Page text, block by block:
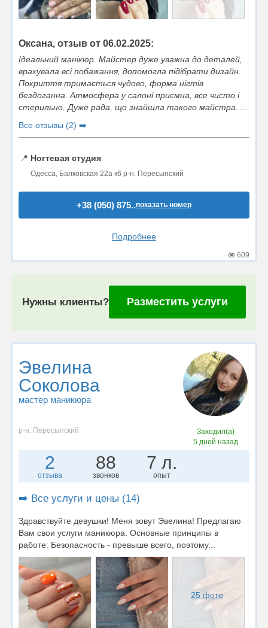
Оксана, отзыв от 06.02.2025:
Ідеальний манікюр. Майстер дуже уважна до деталей,
врахувала всі побажання, допомогла підібрати дизайн.
Покриття тримається чудово, форма нігтів
бездоганна. Атмосфера у салоні приємна, все чисто і
стерильно. Дуже рада, що знайшла такого майстра. ...
Все отзывы (2) ➡️
📍 Ногтевая студия
Одесса, Балковская 22а к6 р-н. Пересыпский
+38 (050) 875..показать номер
Подробнее
609
Нужны клиенты? Разместить услуги
Эвелина
Соколова
мастер маникюра
р-н. Пересыпский
Заходил(а)
5 дней назад
2
отзыва
88
звонков
7 л.
опыт
➡️ Все услуги и цены (14)
Здравствуйте девушки! Меня зовут Эвелина! Предлагаю
Вам свои услуги маникюра. Основные принципы в
работе: Безопасность - превыше всего, поэтому...
25 фото